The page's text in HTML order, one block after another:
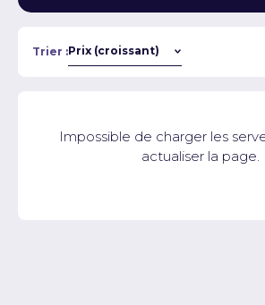
Trier :
Impossible de charger les
actualiser la page.